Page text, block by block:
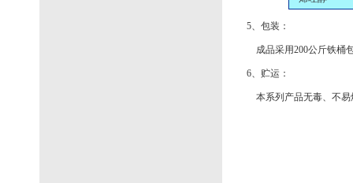
5、包装：
成品采用200公斤铁桶
6、贮运：
本系列产品无毒、不易